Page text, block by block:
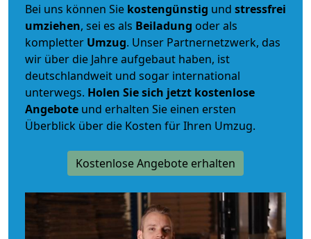
Bei uns können Sie kostengünstig und stressfrei
umziehen, sei es als Beiladung oder als
kompletter Umzug. Unser Partnernetzwerk, das
wir über die Jahre aufgebaut haben, ist
deutschlandweit und sogar international
unterwegs. Holen Sie sich jetzt kostenlose
Angebote und erhalten Sie einen ersten
Überblick über die Kosten für Ihren Umzug.
Kostenlose Angebote erhalten